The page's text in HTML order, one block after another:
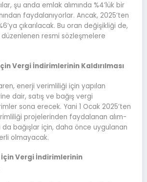
şu anda emlak alımında %4’lük bir
faydalanıyorlar. Ancak, 2025’ten
çıkarılacak. Bu oran değişikliği de,
düzenlenen resmi sözleşmelere
Vergi İndirimlerinin Kaldırılması
enerji verimliliği için yapılan
dair, satış ve bağış vergi
sona erecek. Yani 1 Ocak 2025’ten
projelerinden faydalanan alım-
da bağışlar için, daha önce uygulanan
olmayacak.
Vergi İndirimlerinin